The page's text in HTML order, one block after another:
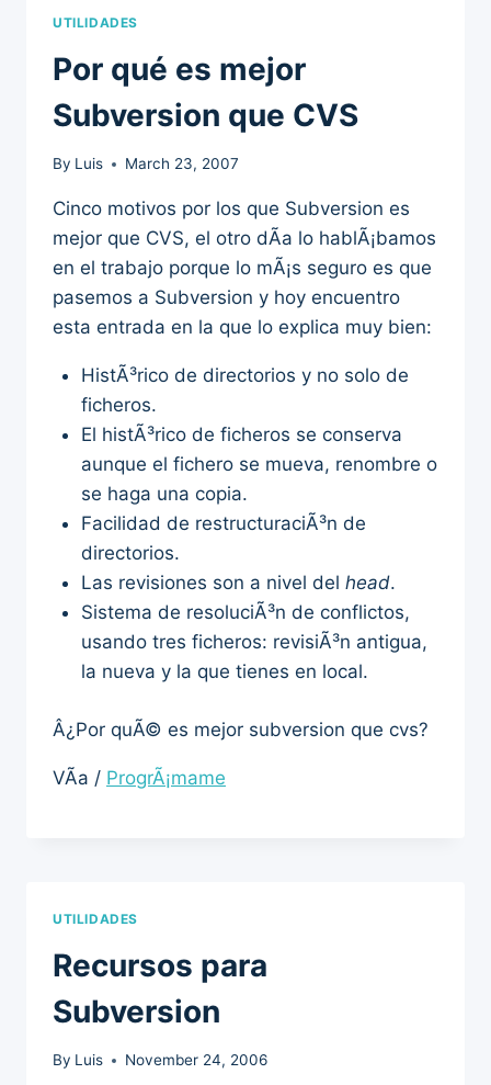
UTILIDADES
Por qué es mejor
Subversion que CVS
By Luis March 23, 2007
Cinco motivos por los que Subversion es
mejor que CVS, el otro dÃ­a lo hablÃ¡bamos
en el trabajo porque lo mÃ¡s seguro es que
pasemos a Subversion y hoy encuentro
esta entrada en la que lo explica muy bien:
HistÃ³rico de directorios y no solo de
ficheros.
El histÃ³rico de ficheros se conserva
aunque el fichero se mueva, renombre o
se haga una copia.
Facilidad de restructuraciÃ³n de
directorios.
Las revisiones son a nivel del head.
Sistema de resoluciÃ³n de conflictos,
usando tres ficheros: revisiÃ³n antigua,
la nueva y la que tienes en local.
Â¿Por quÃ© es mejor subversion que cvs?
VÃ­a / ProgrÃ¡mame
UTILIDADES
Recursos para
Subversion
By Luis November 24, 2006